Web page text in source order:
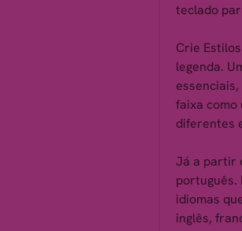
teclado
Crie
legenda.
faixa como
diferentes
Já a partir
português.
idiomas
inglês,